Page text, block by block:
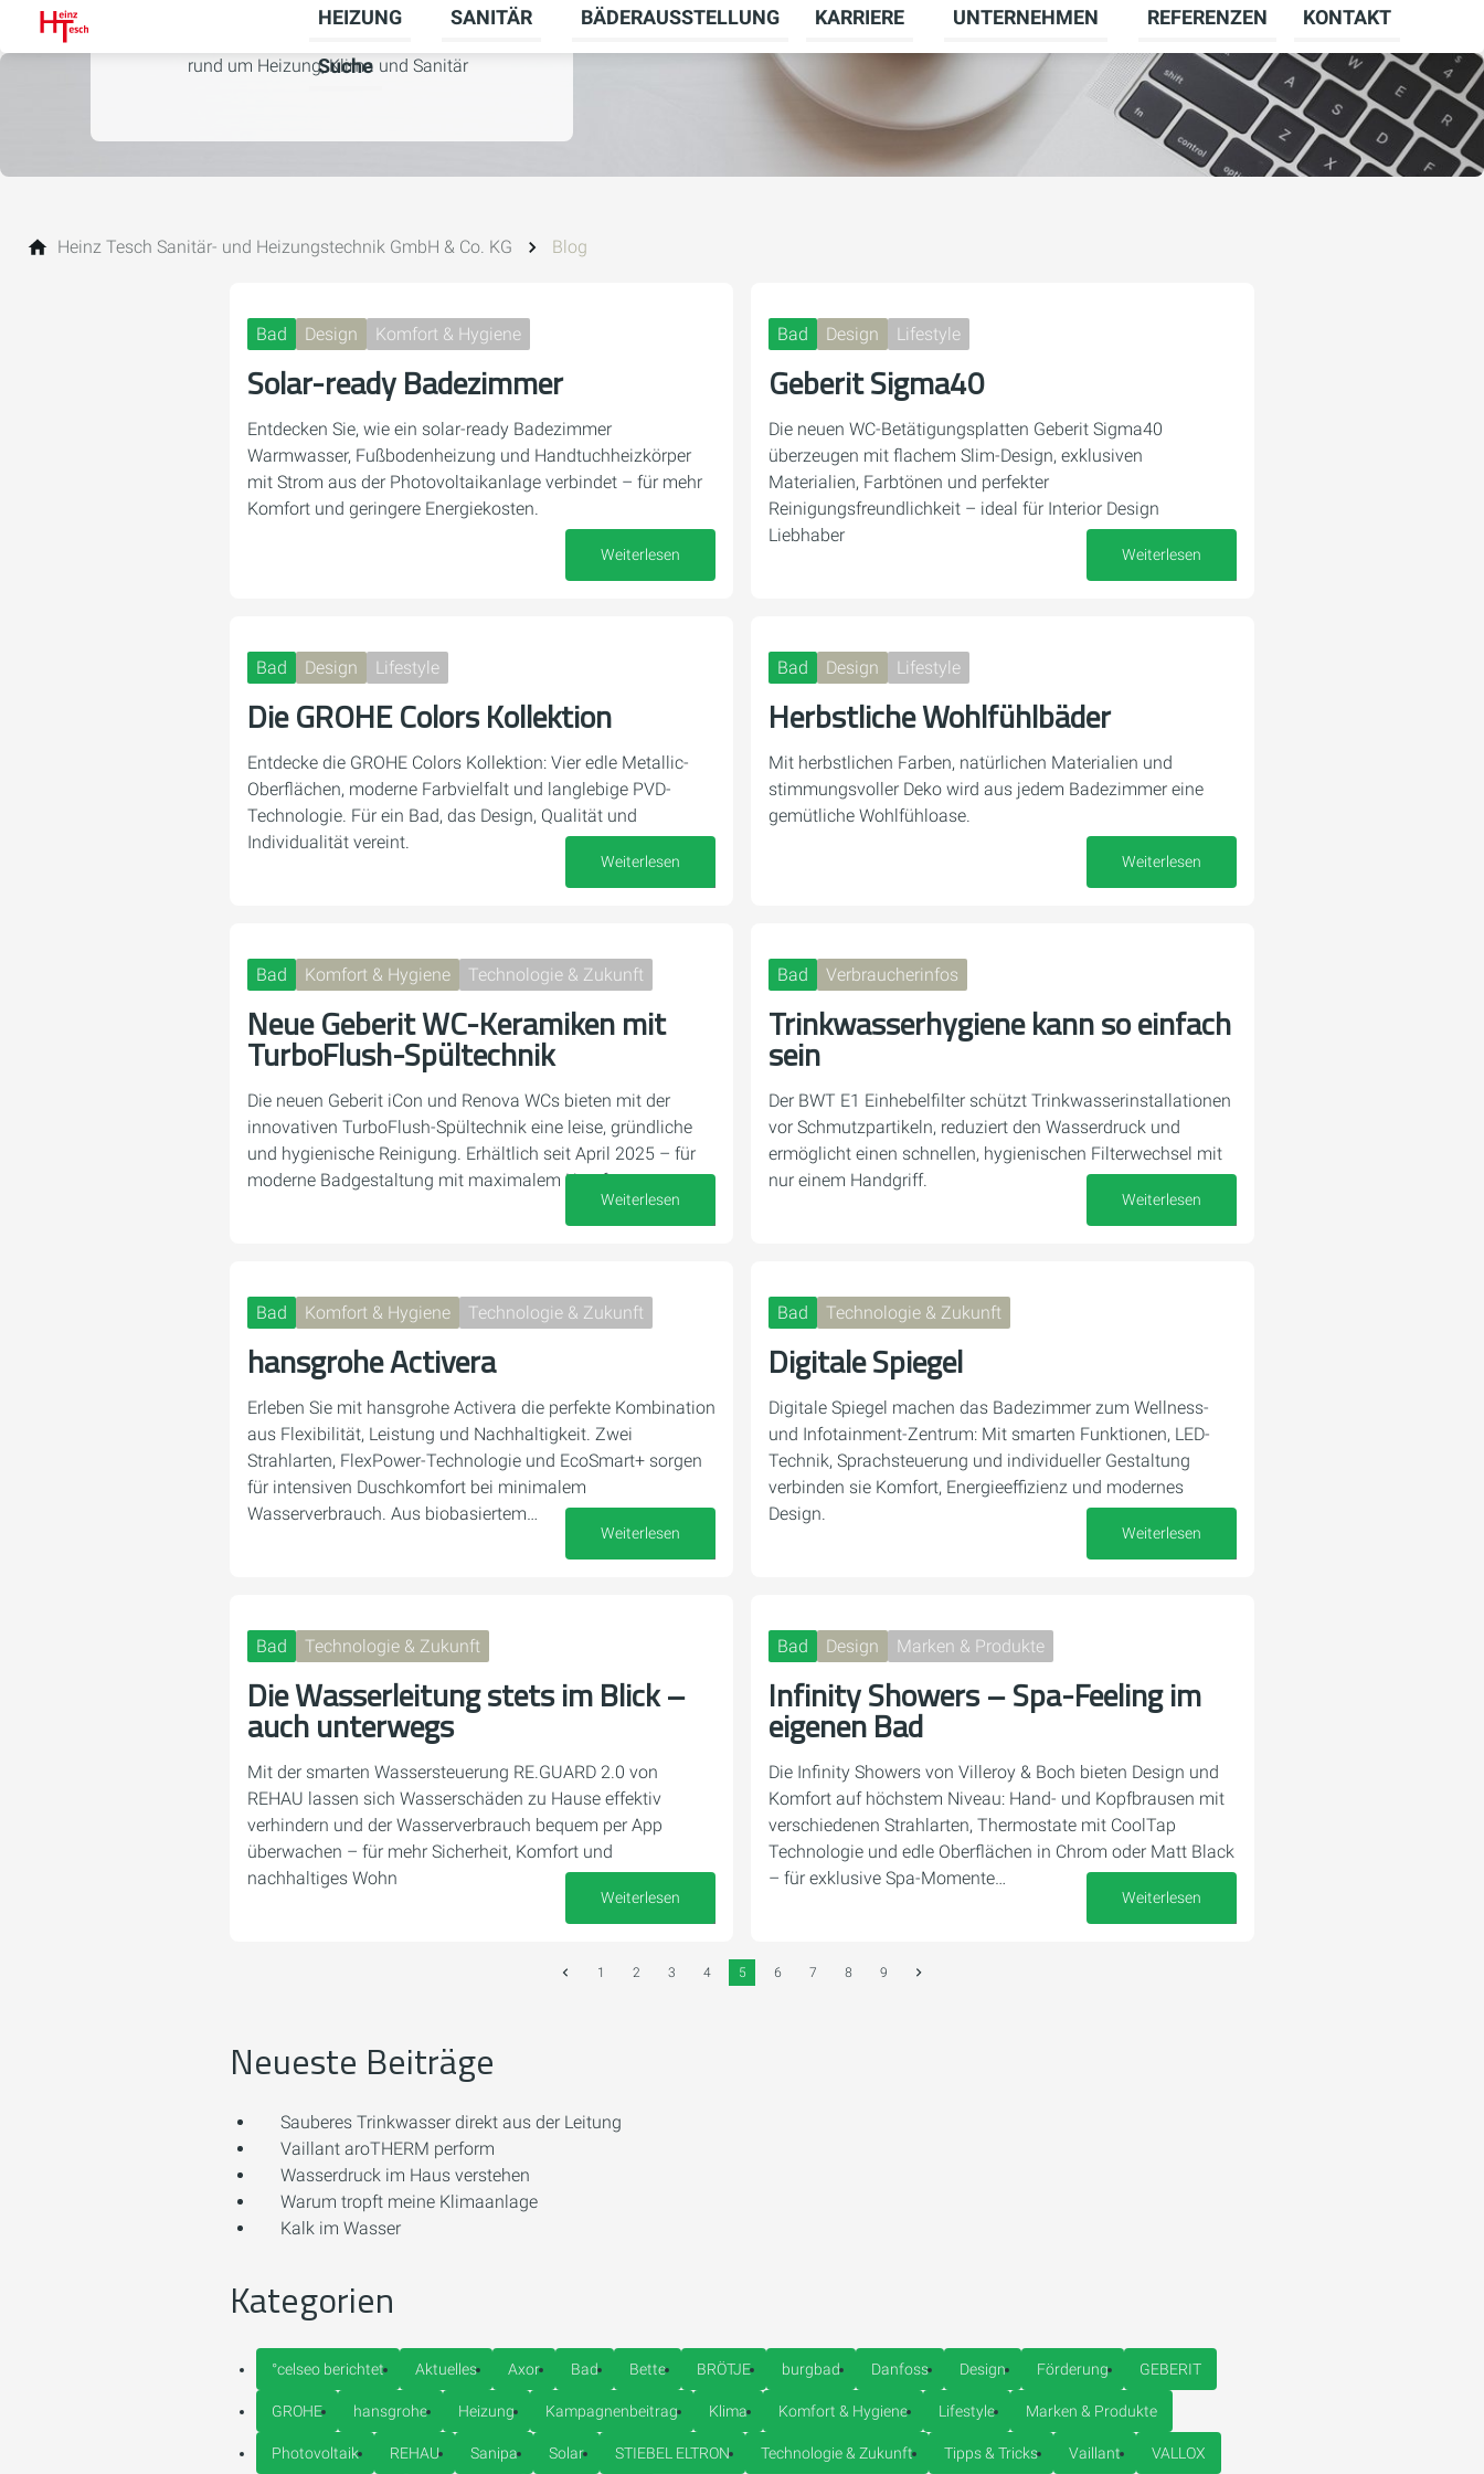
HEIZUNG
Untermenü für HEIZUNG umschalten
SANITÄR
Untermenü für SANITÄR umschalten
BÄDERAUSSTELLUNG KARRIERE
Untermenü für KARRIERE umschalten
UNTERNEHMEN
Untermenü für UNTERNEHMEN
REFERENZEN KONTAKT
Suche
rund um Heizung, Klima und Sanitär
Heinz Tesch Sanitär- und Heizungstechnik GmbH & Co. KG Blog
Bad Design Komfort & Hygiene
Solar-ready Badezimmer
Entdecken Sie, wie ein solar-ready Badezimmer
Warmwasser, Fußbodenheizung und Handtuchheizkörper
mit Strom aus der Photovoltaikanlage verbindet – für mehr
Komfort und geringere Energiekosten.
04. Dezember 2025
Weiterlesen
Bad Design Lifestyle
Geberit Sigma40
Die neuen WC-Betätigungsplatten Geberit Sigma40
überzeugen mit flachem Slim-Design, exklusiven
Materialien, Farbtönen und perfekter
Reinigungsfreundlichkeit – ideal für Interior Design
Liebhaber
Weiterlesen
Bad Design Lifestyle
Die GROHE Colors Kollektion
Entdecke die GROHE Colors Kollektion: Vier edle Metallic-
Oberflächen, moderne Farbvielfalt und langlebige PVD-
Technologie. Für ein Bad, das Design, Qualität und
Individualität vereint.
Weiterlesen
Bad Design Lifestyle
Herbstliche Wohlfühlbäder
Mit herbstlichen Farben, natürlichen Materialien und
stimmungsvoller Deko wird aus jedem Badezimmer eine
gemütliche Wohlfühloase.
03. November 2025
Weiterlesen
Bad Komfort & Hygiene Technologie & Zukunft
Neue Geberit WC-Keramiken mit
TurboFlush-Spültechnik
Die neuen Geberit iCon und Renova WCs bieten mit der
innovativen TurboFlush-Spültechnik eine leise, gründliche
und hygienische Reinigung. Erhältlich seit April 2025 – für
moderne Badgestaltung mit maximalem Komfort.
Weiterlesen
Bad Verbraucherinfos
Trinkwasserhygiene kann so einfach
sein
Der BWT E1 Einhebelfilter schützt Trinkwasserinstallationen
vor Schmutzpartikeln, reduziert den Wasserdruck und
ermöglicht einen schnellen, hygienischen Filterwechsel mit
nur einem Handgriff.
Weiterlesen
Bad Komfort & Hygiene Technologie & Zukunft
hansgrohe Activera
Erleben Sie mit hansgrohe Activera die perfekte Kombination
aus Flexibilität, Leistung und Nachhaltigkeit. Zwei
Strahlarten, FlexPower-Technologie und EcoSmart+ sorgen
für intensiven Duschkomfort bei minimalem
Wasserverbrauch. Aus biobasiertem…
Weiterlesen
Bad Technologie & Zukunft
Digitale Spiegel
Digitale Spiegel machen das Badezimmer zum Wellness-
und Infotainment-Zentrum: Mit smarten Funktionen, LED-
Technik, Sprachsteuerung und individueller Gestaltung
verbinden sie Komfort, Energieeffizienz und modernes
Design.
Weiterlesen
Bad Technologie & Zukunft
Die Wasserleitung stets im Blick –
auch unterwegs
Mit der smarten Wassersteuerung RE.GUARD 2.0 von
REHAU lassen sich Wasserschäden zu Hause effektiv
verhindern und der Wasserverbrauch bequem per App
überwachen – für mehr Sicherheit, Komfort und
nachhaltiges Wohn
Weiterlesen
Bad Design Marken & Produkte
Infinity Showers – Spa-Feeling im
eigenen Bad
Die Infinity Showers von Villeroy & Boch bieten Design und
Komfort auf höchstem Niveau: Hand- und Kopfbrausen mit
verschiedenen Strahlarten, Thermostate mit CoolTap
Technologie und edle Oberflächen in Chrom oder Matt Black
– für exklusive Spa-Momente…
Weiterlesen
1 2 3 4 5 6 7 8 9
Neueste Beiträge
Sauberes Trinkwasser direkt aus der Leitung
Vaillant aroTHERM perform
Wasserdruck im Haus verstehen
Warum tropft meine Klimaanlage
Kalk im Wasser
Kategorien
°celseo berichtet Aktuelles Axor Bad Bette BRÖTJE burgbad Danfoss Design Förderung GEBERIT
GROHE hansgrohe Heizung Kampagnenbeitrag Klima Komfort & Hygiene Lifestyle Marken & Produkte
Photovoltaik REHAU Sanipa Solar STIEBEL ELTRON Technologie & Zukunft Tipps & Tricks Vaillant VALLOX